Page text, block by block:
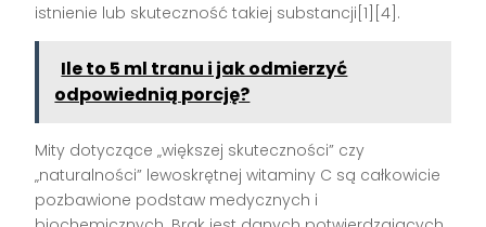
istnienie lub skuteczność takiej substancji[1][4].
Ile to 5 ml tranu i jak odmierzyć
odpowiednią porcję?
Mity dotyczące „większej skuteczności” czy
„naturalności” lewoskrętnej witaminy C są całkowicie
pozbawione podstaw medycznych i